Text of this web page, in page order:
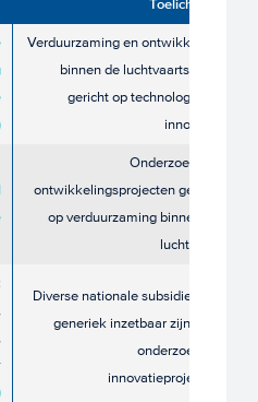
Toelichting
Verduurzaming en ontwikkeling
binnen de luchtvaartsector
gericht op technologie en
innovatie
Onderzoek- en
ontwikkelingsprojecten gericht
op verduurzaming binnen de
luchtvaart
Diverse nationale subsidies die
generiek inzetbaar zijn voor
onderzoek en
innovatieprojecten